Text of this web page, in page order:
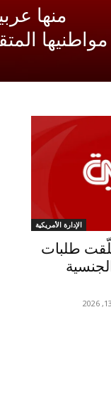
منها
مواطنيها
الإدارة الأمريكية
طلبات